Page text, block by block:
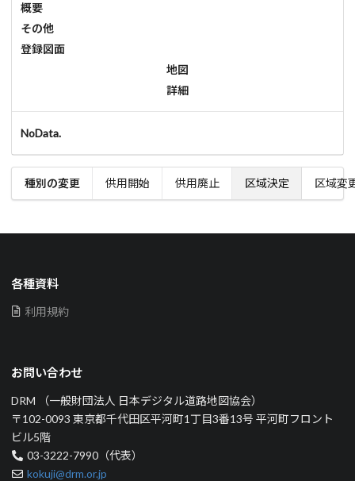
概要
その他
登録図面
地図
詳細
NoData.
種別の変更 供用開始 供用廃止 区域決定 区域変
各種資料
利用規約
お問い合わせ
DRM （一般財団法人 日本デジタル道路地図協会）
〒102-0093 東京都千代田区平河町1丁目3番13号 平河町フロント
ビル5階
03-3222-7990（代表）
kokuji@drm.or.jp